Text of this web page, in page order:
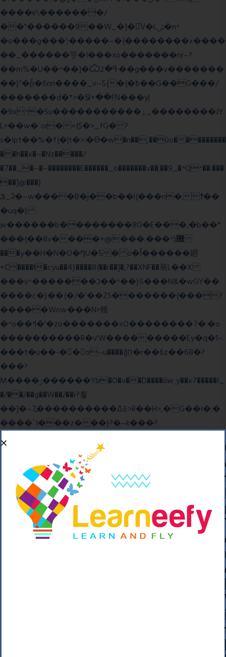
����e\�������/
��"������9��W_�]�ͮV�Lݽ�n^
�o���g���';�����~�{��������x����
��_������竽�I���xo�������nr~?
��m%�U��^��]�Ѿߟ�2��g���v�������
��}"�ٗp�6nn����_v~5{�{�߿��G��G���/
�������d�*>�Ջ+��FN���y|
�9x^�Su�����������ۏ_��������JY
L>��w�ˋoi�={$�>_fG� ?
s�Ipt��%�f{�|t�>:�ϴ�w�n��,��ûo���������
��h��x�~�Nz�����/
�7��_�~�~��������E������_o�������v��;��9_�^Q^��:���
��]@���}
ݏ_ʡ�~w����B�j��b��l{���n�;Ϯ��
�uq�}
ֲw������b��������8O�E���,�b��*
���{��8v����+@���:���^)޾
���y��H�N�O�ףU�5� o�Ȉ������廻
+C����ŧ�cyu��4}����8{��r��]�,?��XNF��푺L��X
���v^�������כ��^��}5���N&�wGY��
����c�}��{�/�'��ZS�������{���?
�����Wow���N>糙
�^o��ߞ�'�zo�������xO��������7�.�o
����������R�v'W���������Ey�q�1~
���t�u��-�� o~u����{|ח֧�r��6z��68�?
���?
M����ݫ������Yb�O�v��D����ûw˯y��x7�����I_
�/��/��g��W��/��r?쵷
��]�~7߽����������Δ3;>R��H>,�G��ו�:�
���� `I���z���}?�~k���?
��o��C���ǡ���,����*�3��#eۧ_>\��z
�K{DQg�Ϯ��]u��3o�V~�/��@��??
����Y�]�s�n���s
����p��|
��^��������$��ٽ�P���~��4���Snn^
$ ����Ogy/|>ڿ|�I��'A�n��1�$�}
=c"'��K���X�:��?j�ԫ��-